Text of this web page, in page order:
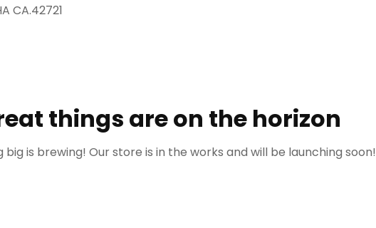
CA.42721
things are on the horizon
big is brewing! Our store is in the works and will be launching soon!